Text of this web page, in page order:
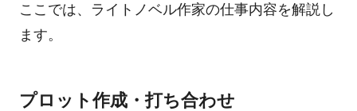
ここでは、ライトノベル作家の仕事内容を解説し
ます。
プロット作成・打ち合わせ